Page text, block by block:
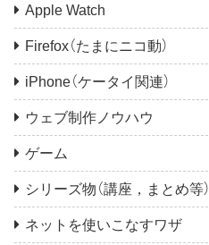
Apple Watch
Firefox（たまにニコ動）
iPhone（ケータイ関連）
ウェブ制作ノウハウ
ゲーム
シリーズ物（講座，まとめ等）
ネットを使いこなすワザ